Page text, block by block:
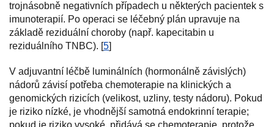
trojnásobně negativních případech u některých pacientek s
imunoterapií. Po operaci se léčebný plán upravuje na
základě reziduální choroby (např. kapecitabin u
reziduálního TNBC). [5]
V adjuvantní léčbě luminálních (hormonálně závislých)
nádorů závisí potřeba chemoterapie na klinických a
genomických rizicích (velikost, uzliny, testy nádoru). Pokud
je riziko nízké, je vhodnější samotná endokrinní terapie;
pokud je riziko vysoké, přidává se chemoterapie, protože